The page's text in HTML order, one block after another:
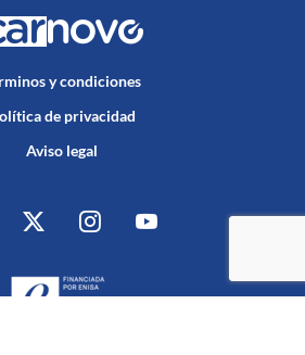
y condiciones
de privacidad
Aviso legal